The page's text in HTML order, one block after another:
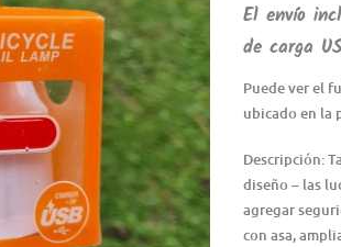
El envío
de carga
Puede ver el
ubicado en la
Descripción:
diseño – las
agregar
con asa,